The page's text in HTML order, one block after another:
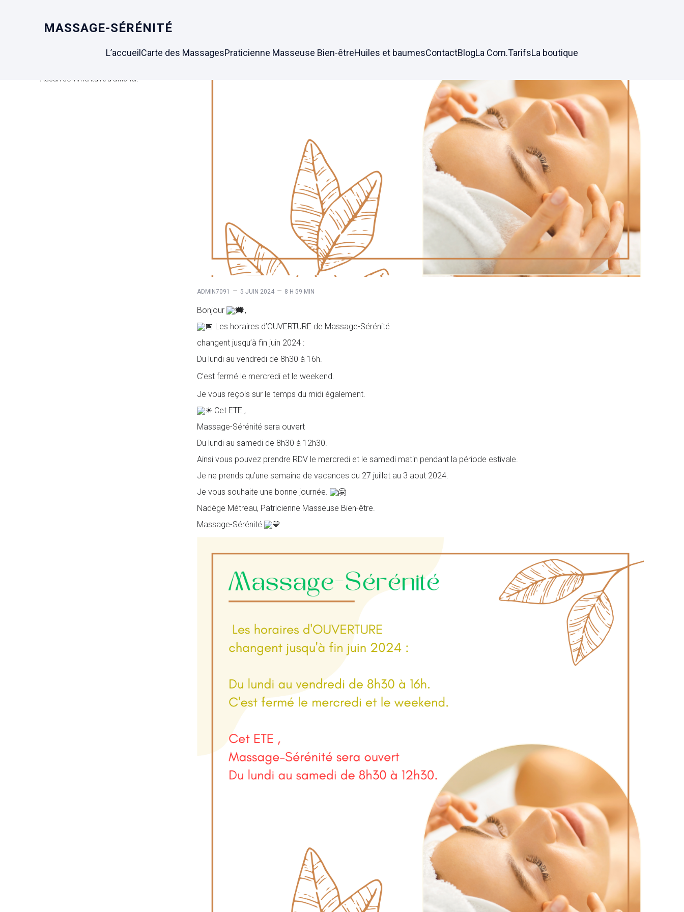
MASSAGE-SÉRÉNITÉ
L’accueil Carte des MassagesPraticienne Masseuse Bien-êtreHuiles et baumesContactBlogLa Com.TarifsLa boutique
Aucun commentaire à afficher.
ADMIN7091 – 5 JUIN 2024 – 8 H 59 MIN
Bonjour
,
Les horaires d’OUVERTURE de Massage-Sérénité
changent jusqu’à fin juin 2024 :
Du lundi au vendredi de 8h30 à 16h.
C’est fermé le mercredi et le weekend.
Je vous reçois sur le temps du midi également.
Cet ETE ,
Massage-Sérénité sera ouvert
Du lundi au samedi de 8h30 à 12h30.
Ainsi vous pouvez prendre RDV le mercredi et le samedi matin pendant la période estivale.
Je ne prends qu’une semaine de vacances du 27 juillet au 3 aout 2024.
Je vous souhaite une bonne journée.
Nadège Métreau, Patricienne Masseuse Bien-être.
Massage-Sérénité